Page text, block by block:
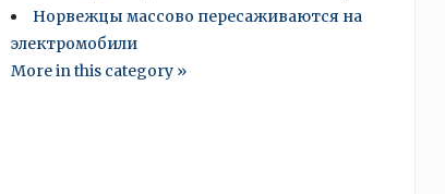
Норвежцы массово пересаживаются на
электромобили
More in this category »